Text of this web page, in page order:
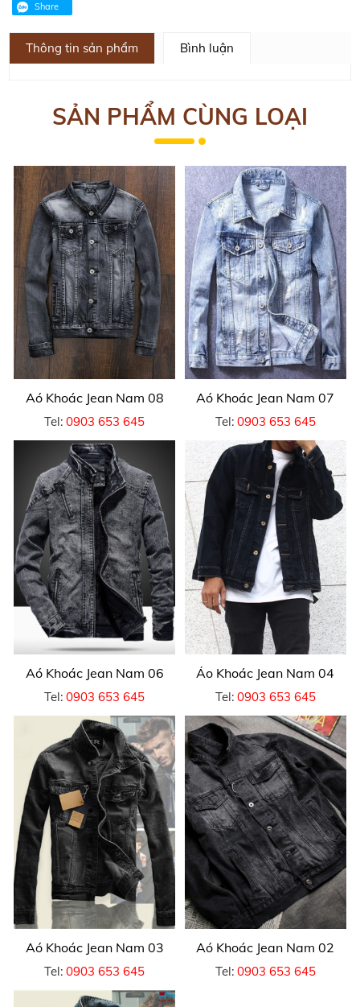
Thông tin sản phẩm Bình luận
SẢN PHẨM CÙNG LOẠI
Aó Khoác Jean Nam 08
Tel:0903 653 645
Aó Khoác Jean Nam 07
Tel: 0903 653 645
Aó Khoác Jean Nam 06
Tel:0903 653 645
Áo Khoác Jean Nam 04
Tel: 0903 653 645
Aó Khoác Jean Nam 03
Tel:0903 653 645
Aó Khoác Jean Nam 02
Tel: 0903 653 645